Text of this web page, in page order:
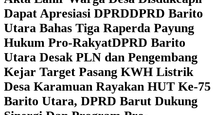
Dapat Apresiasi DPRDDPRD Barito
Utara Bahas Tiga Raperda Payung
Hukum Pro-RakyatDPRD Barito
Utara Desak PLN dan Pengembang
Kejar Target Pasang KWH Listrik
Desa Karamuan Rayakan HUT Ke-75
Barito Utara, DPRD Barut Dukung